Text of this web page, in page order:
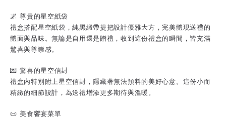
🌌 尊貴的星空紙袋
禮盒搭配星空紙袋，純黑緞帶提把設計優雅大方，完美體現送禮的
體面與品味。無論是自用還是贈禮，收到這份禮盒的瞬間，皆充滿
驚喜與尊崇感。
💌 驚喜的星空信封
禮盒內特別附上星空信封，隱藏著無法預料的美好心意。這份小而
精緻的細節設計，為送禮增添更多期待與溫暖。
📜 美食饗宴菜單